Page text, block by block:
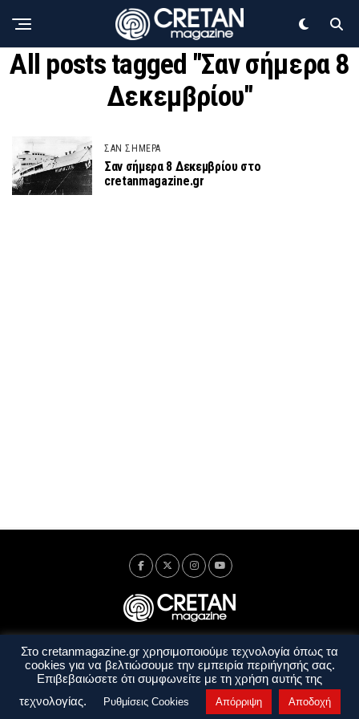
All posts tagged "Σαν σήμερα 8
Δεκεμβρίου"
ΣΑΝ ΣΗΜΕΡΑ
Σαν σήμερα 8 Δεκεμβρίου στο
cretanmagazine.gr
Ταυτότητα Πολιτική Απορρήτου
Όροι Χρήσης
Όροι και Προϋποθέσεις
Στο cretanmagazine.gr χρησιμοποιούμε τεχνολογία όπως τα
cookies για να βελτιώσουμε την εμπειρία περιήγησής σας.
Επιβεβαιώσετε ότι συμφωνείτε με τη χρήση αυτής της
τεχνολογίας.
Ρυθμίσεις Cookies Απόρριψη Αποδοχή